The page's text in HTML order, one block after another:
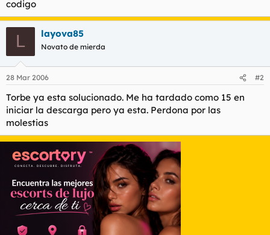
e
m
a
codigo
L layova85
Novato de mierda
28 Mar 2006 #2
Torbe ya esta solucionado. Me ha tardado como 15 en
iniciar la descarga pero ya esta. Perdona por las
molestias